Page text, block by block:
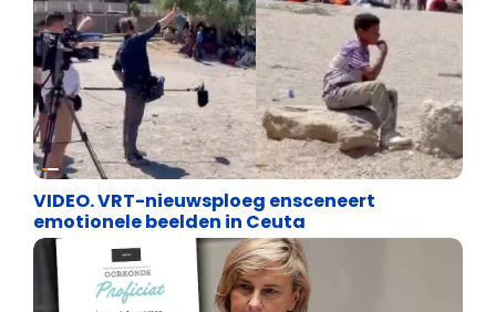
Cultuuroorlog
VIDEO. VRT-nieuwsploeg ensceneert
emotionele beelden in Ceuta